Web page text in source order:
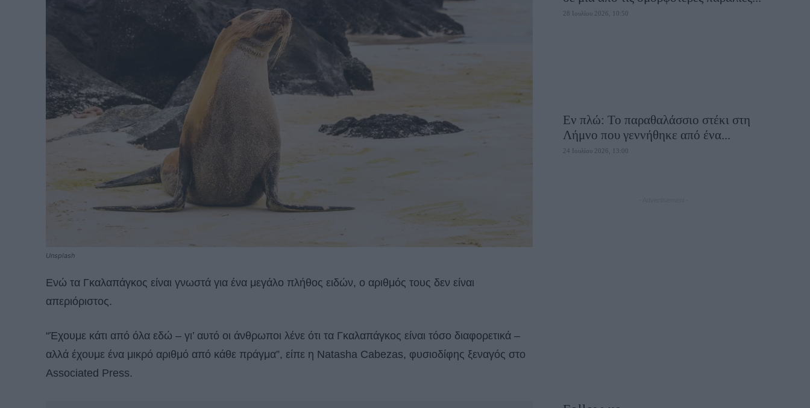
Unsplash
Ενώ τα Γκαλαπάγκος είναι γνωστά για ένα μεγάλο πλήθος ειδών, ο αριθμός τους δεν είναι
απεριόριστος.
“Έχουμε κάτι από όλα εδώ – γι’ αυτό οι άνθρωποι λένε ότι τα Γκαλαπάγκος είναι τόσο διαφορετικά –
αλλά έχουμε ένα μικρό αριθμό από κάθε πράγμα”, είπε η Natasha Cabezas, φυσιοδίφης ξεναγός στο
Associated Press.
28 Ιουλίου 2026, 10:50
Εν πλώ: Το παραθαλάσσιο στέκι στη
Λήμνο που γεννήθηκε από ένα...
24 Ιουλίου 2026, 13:00